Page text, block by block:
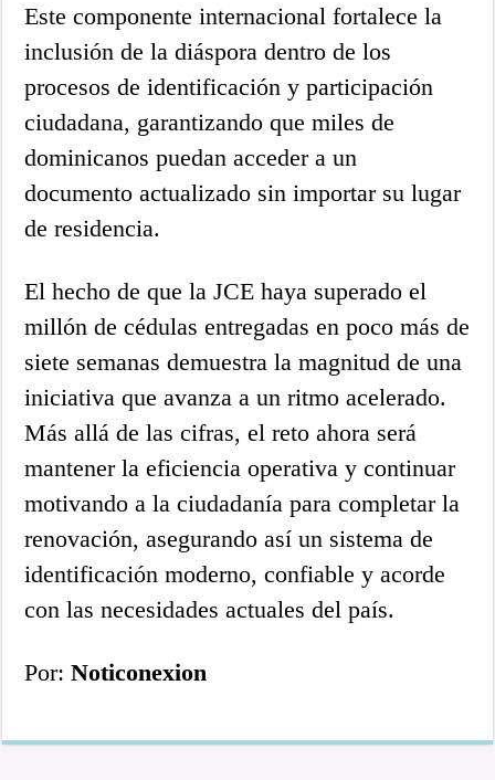
Este componente internacional fortalece la
inclusión de la diáspora dentro de los
procesos de identificación y participación
ciudadana, garantizando que miles de
dominicanos puedan acceder a un
documento actualizado sin importar su lugar
de residencia.
El hecho de que la JCE haya superado el
millón de cédulas entregadas en poco más de
siete semanas demuestra la magnitud de una
iniciativa que avanza a un ritmo acelerado.
Más allá de las cifras, el reto ahora será
mantener la eficiencia operativa y continuar
motivando a la ciudadanía para completar la
renovación, asegurando así un sistema de
identificación moderno, confiable y acorde
con las necesidades actuales del país.
Por:Noticonexion